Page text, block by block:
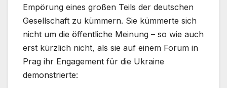
Empörung eines großen Teils der deutschen
Gesellschaft zu kümmern. Sie kümmerte sich
nicht um die öffentliche Meinung – so wie auch
erst kürzlich nicht, als sie auf einem Forum in
Prag ihr Engagement für die Ukraine
demonstrierte: